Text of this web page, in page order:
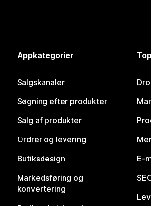
Appkategorier
Salgskanaler
Søgning efter produkter
Salg af produkter
Ordrer og levering
Butiksdesign
Markedsføring og
konvertering
E-